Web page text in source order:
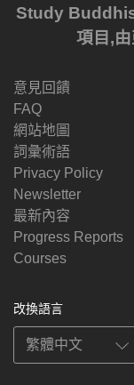
Study
項目,由
意見回饋
FAQ
網站地圖
詞彙術語
Privacy Policy
Newsletter
最新內容
Progress Reports
Courses
改換語言